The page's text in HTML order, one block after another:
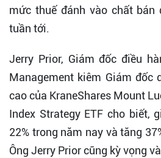
mức thuế đánh vào chất bán
tuần tới.
Jerry Prior, Giám đốc điều
Management kiêm Giám đốc
cao của KraneShares Mount
Index Strategy ETF cho biết,
22% trong năm nay và tăng
Ông Jerry Prior cũng kỳ vọng